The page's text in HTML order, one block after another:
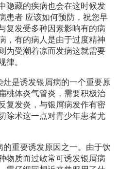
隐藏的疾病也会在这时候发
患者 应该如何预防，祝您早
复发受多种因素影响有的病
，有的病人是由于过度精神
为受潮着凉而发病这就需要
律。
是诱发银屑病的一个重要原
桃体炎气管炎，需要积极治
复发炎，与银屑病发作有密
除术这一点对青少年患者尤
重要诱发原因之一。由于饮
物质而过敏常可诱发银屑病